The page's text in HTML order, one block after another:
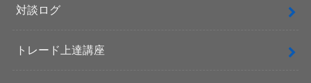
対談ログ
トレード上達講座